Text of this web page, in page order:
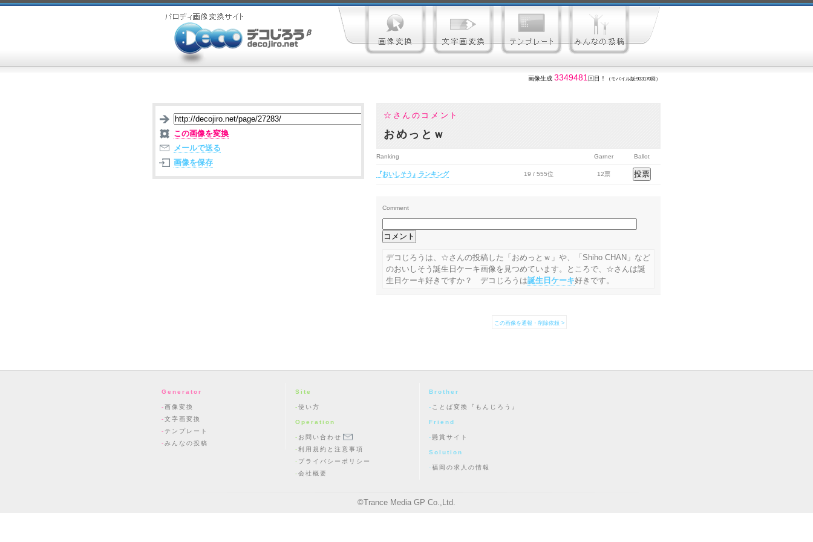
画像生成 3349481 回目！ （モバイル版:933170回）
☆さんのコメント
おめっとｗ
この画像を変換
メールで送る
画像を保存
Ranking Garner Ballot
『おいしそう』ランキング 19 / 555位 12票
Comment
デコじろうは、☆さんの投稿した「おめっとｗ」や、「Shiho CHAN」など
のおいしそう誕生日ケーキ画像を見つめています。ところで、☆さんは誕
生日ケーキ好きですか？ デコじろうは誕生日ケーキ好きです。
この画像を通報・削除依頼 >
Generator
画像変換
文字画変換
テンプレート
みんなの投稿
Site
使い方
Operation
お問い合わせ
利用規約と注意事項
プライバシーポリシー
会社概要
Brother
ことば変換『もんじろう』
Friend
懸賞サイト
Solution
福岡の求人の情報
©Trance Media GP Co.,Ltd.